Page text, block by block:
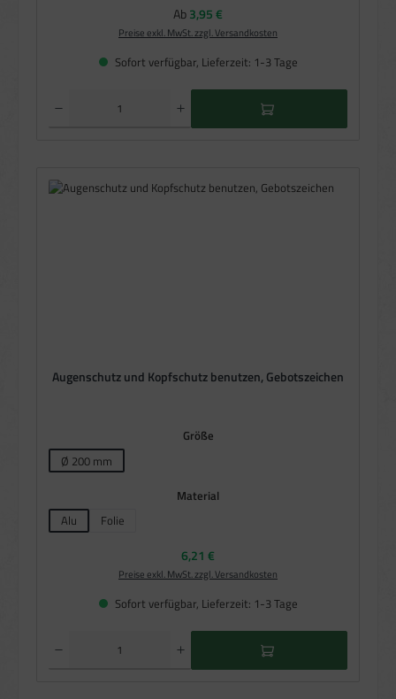
Regulärer Preis:
Ab3,95 €
Preise exkl. MwSt. zzgl. Versandkosten
Sofort verfügbar, Lieferzeit: 1-3 Tage
Produkt Anzahl: Gib den gewünschten Wert ein oder benutze die Schaltflächen um die Anzahl zu
Augenschutz und Kopfschutz benutzen, Gebotszeichen
Größeauswählen
Ø 200 mm
Material
Alu
Folie
Regulärer Preis:
6,21 €
Preise exkl. MwSt. zzgl. Versandkosten
Sofort verfügbar, Lieferzeit: 1-3 Tage
Produkt Anzahl: Gib den gewünschten Wert ein oder benutze die Schaltflächen um die Anzahl zu